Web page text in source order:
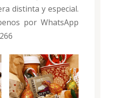
distinta y especial.
por WhatsApp